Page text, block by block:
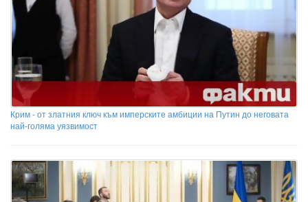
Крим - от златния ключ към имперските амбиции на Путин до неговата
най-голяма уязвимост